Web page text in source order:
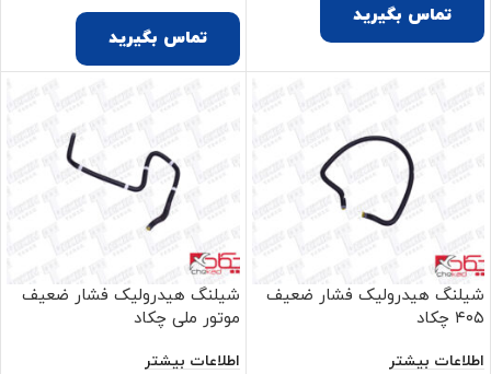
تماس بگیرید
تماس بگیرید
شیلنگ هیدرولیک فشار ضعیف
۴۰۵ چکاد
اطلاعات بیشتر
شیلنگ هیدرولیک فشار ضعیف
موتور ملی چکاد
اطلاعات بیشتر